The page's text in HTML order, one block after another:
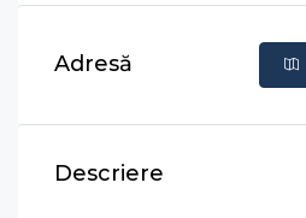
Adresă
Descriere